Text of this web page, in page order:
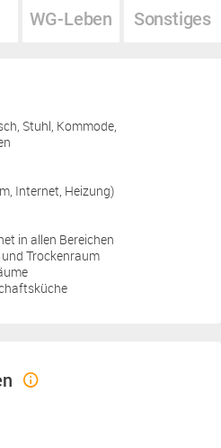
WG-Leben Sonstiges
Stuhl, Kommode,
Internet, Heizung)
in allen Bereichen
Trockenraum